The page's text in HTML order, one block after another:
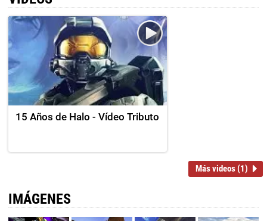
15 Años de Halo - Vídeo Tributo
Más videos (1)
IMÁGENES